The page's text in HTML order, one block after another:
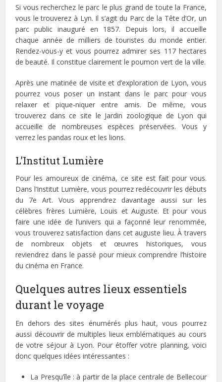
Si vous recherchez le parc le plus grand de toute la France,
vous le trouverez à Lyn. Il s’agit du Parc de la Tête d’Or, un
parc public inauguré en 1857. Depuis lors, il accueille
chaque année de milliers de touristes du monde entier.
Rendez-vous-y et vous pourrez admirer ses 117 hectares
de beauté. Il constitue clairement le poumon vert de la ville.
Après une matinée de visite et d’exploration de Lyon, vous
pourrez vous poser un instant dans le parc pour vous
relaxer et pique-niquer entre amis. De même, vous
trouverez dans ce site le Jardin zoologique de Lyon qui
accueille de nombreuses espèces préservées. Vous y
verrez les pandas roux et les lions.
L’Institut Lumière
Pour les amoureux de cinéma, ce site est fait pour vous.
Dans l’Institut Lumière, vous pourrez redécouvrir les débuts
du 7e Art. Vous apprendrez davantage aussi sur les
célèbres frères Lumière, Louis et Auguste. Et pour vous
faire une idée de l’univers qui a façonné leur renommée,
vous trouverez satisfaction dans cet auguste lieu. À travers
de nombreux objets et œuvres historiques, vous
reviendrez dans le passé pour mieux comprendre l’histoire
du cinéma en France.
Quelques autres lieux essentiels
durant le voyage
En dehors des sites énumérés plus haut, vous pourrez
aussi découvrir de multiples lieux emblématiques au cours
de votre séjour à Lyon. Pour étoffer votre planning, voici
donc quelques idées intéressantes :
La Presqu’île : à partir de la place centrale de Bellecour